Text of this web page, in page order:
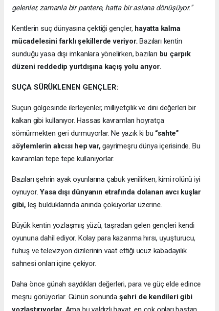
gelenler, zamanla bir pantere, hatta bir aslana dönüşüyor."
Kentlerin suç dünyasına çektiği gençler, hayatta kalma
mücadelesini farklı şekillerde veriyor. Bazıları kentin
sunduğu yasa dışı imkanlara yönelirken, bazıları bu çarpık
düzeni reddedip yurtdışına kaçış yolu arıyor.
SUÇA SÜRÜKLENEN GENÇLER:
Suçun gölgesinde ilerleyenler, milliyetçilik ve dini değerleri bir
kalkan gibi kullanıyor. Hassas kavramları hoyratça
sömürmekten geri durmuyorlar. Ne yazık ki bu “sahte”
söylemlerin alıcısı hep var,gayrimeşru dünya içerisinde. Bu
kavramları tepe tepe kullanıyorlar.
Bazıları şehrin ayak oyunlarına çabuk yenilirken, kimi rolünü iyi
oynuyor.Yasa dışı dünyanın etrafında dolanan avcı kuşlar
gibi, leş bulduklarında anında çöküyorlar üzerine.
Büyük kentin yozlaşmış yüzü, taşradan gelen gençleri kendi
oyununa dahil ediyor. Kolay para kazanma hırsı, uyuşturucu,
fuhuş ve televizyon dizilerinin vaat ettiği ucuz kabadayılık
sahnesi onları içine çekiyor.
Daha önce günah saydıkları değerleri, para ve güç elde edince
meşru görüyorlar. Günün sonunda şehri de kendileri gibi